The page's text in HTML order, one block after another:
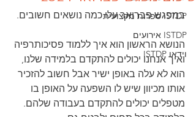
ISTDP ספרות מקצועית
ISTDP אירועים
וידאו ISTDP
במפגש פברואר עלו כמה נושאים חשובים.
הנושא הראשון הוא איך ללמוד פסיכותרפיה
ואיך אנחנו יכולים להתקדם בלמידה שלנו,
הוא לא עלה באופן ישיר אבל חשוב להזכיר
אותו מכיוון שיש לו השפעה על האופן בו
מטפלים יכולים להתקדם בעבודה שלהם.